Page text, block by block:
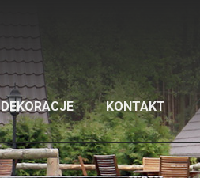
DEKORACJE KONTAKT